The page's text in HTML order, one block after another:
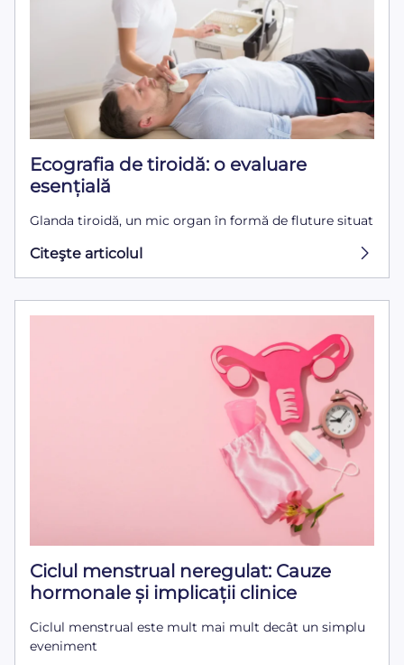
Ecografia de tiroidă: o evaluare
esențială
Glanda tiroidă, un mic organ în formă de fluture situat
Citeşte articolul
Ciclul menstrual neregulat: Cauze
hormonale și implicații clinice
Ciclul menstrual este mult mai mult decât un simplu
eveniment